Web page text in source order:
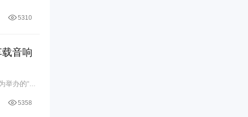
5310
音响
办的“...
5358